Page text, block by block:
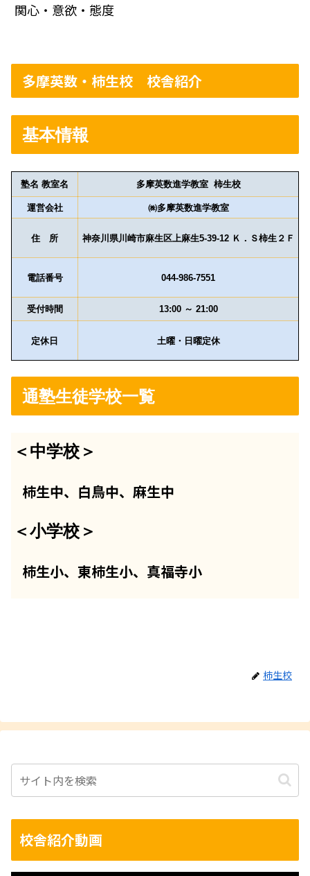
関心・意欲・態度
多摩英数・柿生校 校舎紹介
基本情報
塾名 教室名 多摩英数進学教室 柿生校
運営会社 ㈱多摩英数進学教室
住 所 神奈川県川崎市麻生区上麻生5-39-12 Ｋ．Ｓ柿生２Ｆ
電話番号 044-986-7551
受付時間 13:00 ～ 21:00
定休日 土曜・日曜定休
通塾生徒学校一覧
＜中学校＞
柿生中、白鳥中、麻生中
＜小学校＞
柿生小、東柿生小、真福寺小
柿生校
校舎紹介動画